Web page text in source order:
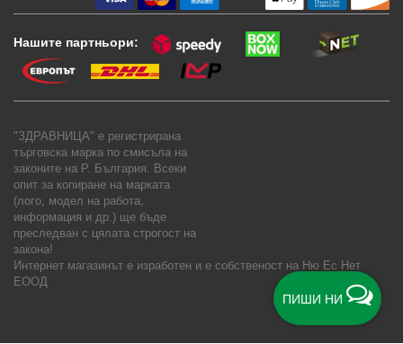
ПИШИ НИ
Нашите партньори:
"ЗДРАВНИЦА" е регистрирана
търговска марка по смисъла на
законите на Р. България. Всеки
опит за копиране на марката
(лого, модел на работа,
информация и др.) ще бъде
преследван с цялата строгост на
закона!
Интернет магазинът е изработен и е собственост на Ню Ес Нет
ЕООД